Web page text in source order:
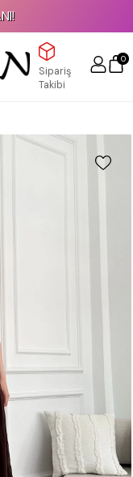
Sipariş
Takibi
0